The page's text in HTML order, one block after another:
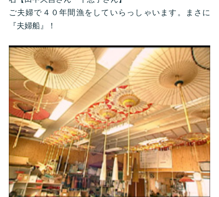
ご夫婦で４０年間漁をしていらっしゃいます。まさに
『夫婦船』！